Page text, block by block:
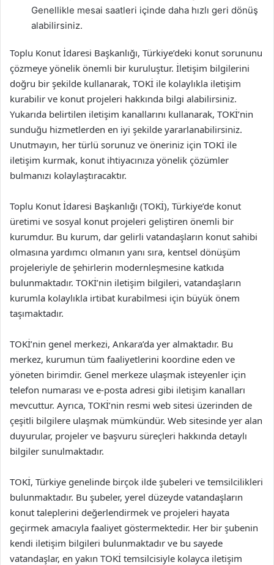
Genellikle mesai saatleri içinde daha hızlı geri dönüş
alabilirsiniz.
Toplu Konut İdaresi Başkanlığı, Türkiye’deki konut sorununu
çözmeye yönelik önemli bir kuruluştur. İletişim bilgilerini
doğru bir şekilde kullanarak, TOKİ ile kolaylıkla iletişim
kurabilir ve konut projeleri hakkında bilgi alabilirsiniz.
Yukarıda belirtilen iletişim kanallarını kullanarak, TOKİ’nin
sunduğu hizmetlerden en iyi şekilde yararlanabilirsiniz.
Unutmayın, her türlü sorunuz ve öneriniz için TOKİ ile
iletişim kurmak, konut ihtiyacınıza yönelik çözümler
bulmanızı kolaylaştıracaktır.
Toplu Konut İdaresi Başkanlığı (TOKİ), Türkiye’de konut
üretimi ve sosyal konut projeleri geliştiren önemli bir
kurumdur. Bu kurum, dar gelirli vatandaşların konut sahibi
olmasına yardımcı olmanın yanı sıra, kentsel dönüşüm
projeleriyle de şehirlerin modernleşmesine katkıda
bulunmaktadır. TOKİ’nin iletişim bilgileri, vatandaşların
kurumla kolaylıkla irtibat kurabilmesi için büyük önem
taşımaktadır.
TOKİ’nin genel merkezi, Ankara’da yer almaktadır. Bu
merkez, kurumun tüm faaliyetlerini koordine eden ve
yöneten birimdir. Genel merkeze ulaşmak isteyenler için
telefon numarası ve e-posta adresi gibi iletişim kanalları
mevcuttur. Ayrıca, TOKİ’nin resmi web sitesi üzerinden de
çeşitli bilgilere ulaşmak mümkündür. Web sitesinde yer alan
duyurular, projeler ve başvuru süreçleri hakkında detaylı
bilgiler sunulmaktadır.
TOKİ, Türkiye genelinde birçok ilde şubeleri ve temsilcilikleri
bulunmaktadır. Bu şubeler, yerel düzeyde vatandaşların
konut taleplerini değerlendirmek ve projeleri hayata
geçirmek amacıyla faaliyet göstermektedir. Her bir şubenin
kendi iletişim bilgileri bulunmaktadır ve bu sayede
vatandaşlar, en yakın TOKİ temsilcisiyle kolayca iletişim